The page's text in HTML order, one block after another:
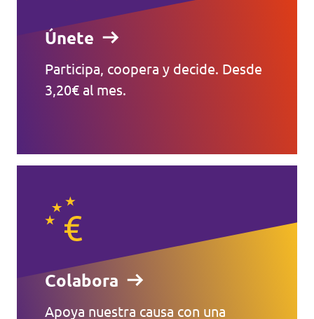
Únete
Participa, coopera y decide. Desde
3,20€ al mes.
Colabora
Apoya nuestra causa con una